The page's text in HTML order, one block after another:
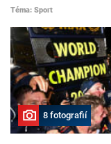
Téma: Sport
8 fotografií